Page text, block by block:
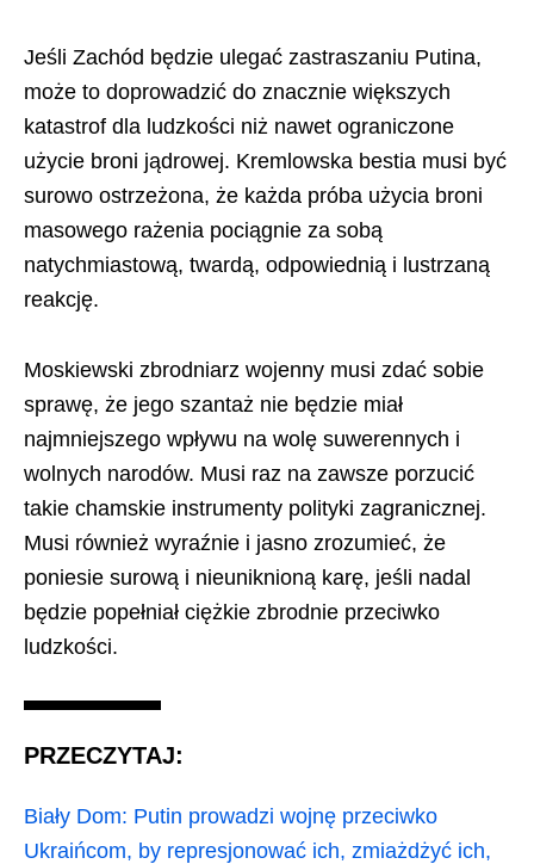
Jeśli Zachód będzie ulegać zastraszaniu Putina,
może to doprowadzić do znacznie większych
katastrof dla ludzkości niż nawet ograniczone
użycie broni jądrowej. Kremlowska bestia musi być
surowo ostrzeżona, że każda próba użycia broni
masowego rażenia pociągnie za sobą
natychmiastową, twardą, odpowiednią i lustrzaną
reakcję.
Moskiewski zbrodniarz wojenny musi zdać sobie
sprawę, że jego szantaż nie będzie miał
najmniejszego wpływu na wolę suwerennych i
wolnych narodów. Musi raz na zawsze porzucić
takie chamskie instrumenty polityki zagranicznej.
Musi również wyraźnie i jasno zrozumieć, że
poniesie surową i nieuniknioną karę, jeśli nadal
będzie popełniał ciężkie zbrodnie przeciwko
ludzkości.
PRZECZYTAJ:
Biały Dom: Putin prowadzi wojnę przeciwko
Ukraińcom, by represjonować ich, zmiażdżyć ich,